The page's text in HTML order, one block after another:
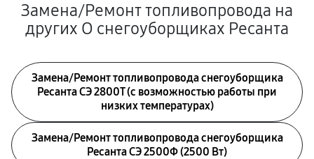
Замена/Pемонт топливопровода на
других О снегоуборщиках Ресанта
Замена/Pемонт топливопровода снегоуборщика
Ресанта СЭ 2800Т (с возможностью работы при
низких температурах)
Замена/Pемонт топливопровода снегоуборщика
Ресанта СЭ 2500Ф (2500 Вт)